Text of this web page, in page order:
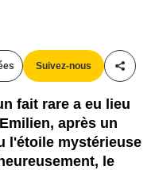
Suivez-nous
fait rare a eu lieu
après un
l'étoile mystérieuse
le